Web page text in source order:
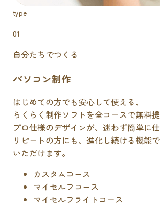
type
01
自分たちでつくる
パソコン制作
はじめての方でも安心して使える、
らくらく制作ソフトを全コースで無料提
プロ仕様のデザインが、迷わず簡単に仕
リピートの方にも、進化し続ける機能
いただけます。
カスタムコース
マイセルフコース
マイセルフライトコース